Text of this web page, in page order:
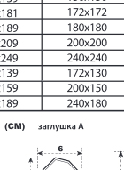
экрана
и
треноги